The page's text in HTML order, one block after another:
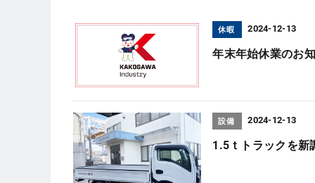
休暇 2024-12-13
年末年始休業のお
設備 2024-12-13
1.5ｔトラックを新